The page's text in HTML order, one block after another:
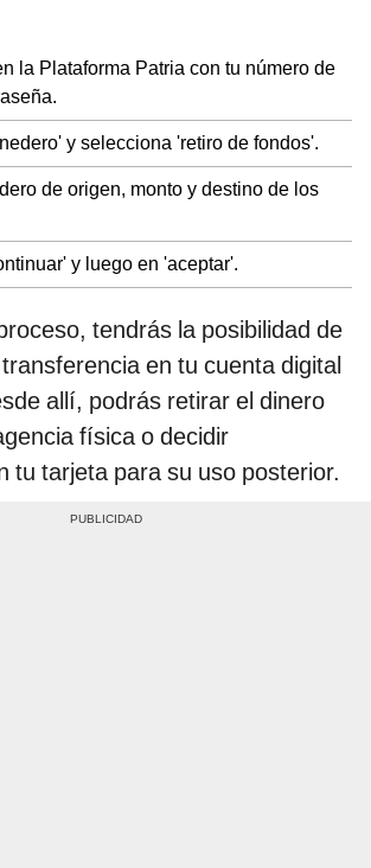
la Plataforma Patria con tu número de
y selecciona 'retiro de fondos'.
de origen, monto y destino de los
y luego en 'aceptar'.
tendrás la posibilidad de
en tu cuenta digital
allí, podrás retirar el dinero
física o decidir
tu tarjeta para su uso posterior.